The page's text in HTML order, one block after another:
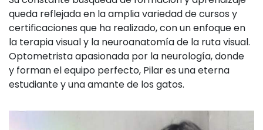
queda reflejada en la amplia variedad de cursos y
certificaciones que ha realizado, con un enfoque en
la terapia visual y la neuroanatomía de la ruta visual.
Optometrista apasionada por la neurología, donde
y forman el equipo perfecto, Pilar es una eterna
estudiante y una amante de los gatos.